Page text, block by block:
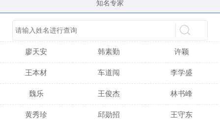
知名专家
陈育玲 吴晓桃
廖天安 韩素勤 许颖
王本材 车道闯 李学盛
魏乐 王俊杰 林书峰
黄秀珍 邱勋招 王守东